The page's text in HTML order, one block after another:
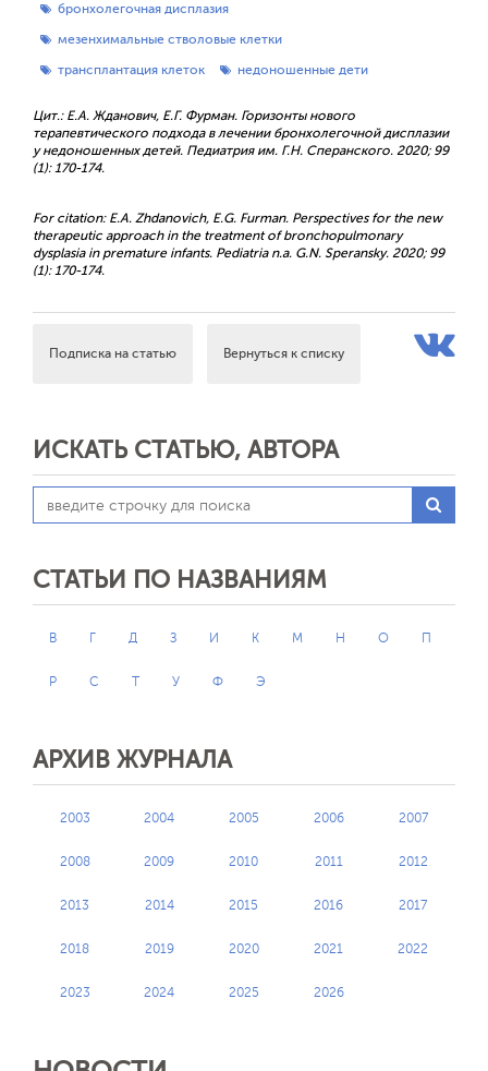
бронхолегочная дисплазия
мезенхимальные стволовые клетки
трансплантация клеток
недоношенные дети
Цит.: Е.А. Жданович, Е.Г. Фурман. Горизонты нового
терапевтического подхода в лечении бронхолегочной дисплазии
у недоношенных детей. Педиатрия им. Г.Н. Сперанского. 2020; 99
(1): 170-174.
For citation: E.A. Zhdanovich, E.G. Furman. Perspectives for the new
therapeutic approach in the treatment of bronchopulmonary
dysplasia in premature infants. Pediatria n.a. G.N. Speransky. 2020; 99
(1): 170-174.
Подписка на статью Вернуться к списку
ИСКАТЬ СТАТЬЮ, АВТОРА
СТАТЬИ ПО НАЗВАНИЯМ
В Г Д З И К М Н О П
Р С Т У Ф Э
АРХИВ ЖУРНАЛА
2003 2004 2005 2006 2007
2008 2009 2010 2011 2012
2013 2014 2015 2016 2017
2018 2019 2020 2021 2022
2023 2024 2025 2026